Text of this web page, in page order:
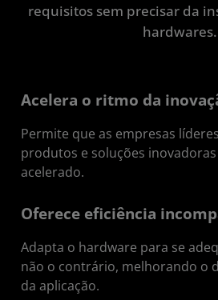
requisitos sem precisar da
hardwares.
Acelera o ritmo da
Permite que as empresas
produtos e soluções
acelerado.
Oferece eficiência
Adapta o hardware para se
não o contrário, melhorando o
da aplicação.